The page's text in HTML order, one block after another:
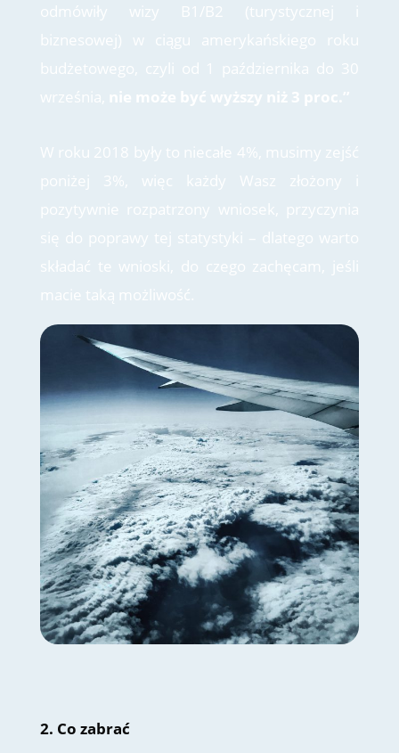
odmówiły wizy B1/B2 (turystycznej i
biznesowej) w ciągu amerykańskiego roku
budżetowego, czyli od 1 października do 30
września, nie może być wyższy niż 3 proc.”
W roku 2018 były to niecałe 4%, musimy zejść
poniżej 3%, więc każdy Wasz złożony i
pozytywnie rozpatrzony wniosek, przyczynia
się do poprawy tej statystyki – dlatego warto
składać te wnioski, do czego zachęcam, jeśli
macie taką możliwość.
2. Co zabrać